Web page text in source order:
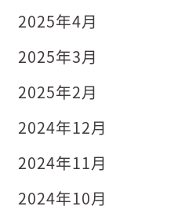
2025年4月
2025年3月
2025年2月
2024年12月
2024年11月
2024年10月